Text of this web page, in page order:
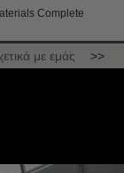
Complete
με εμάς >>